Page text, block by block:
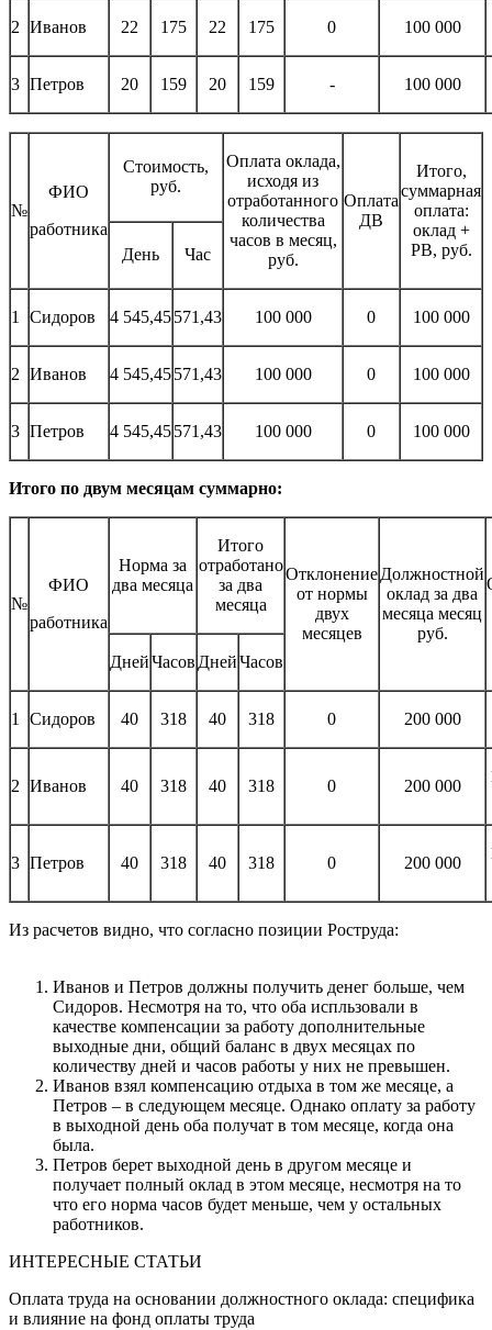
2 Иванов 22 175 22 175 0 100 000
3 Петров 20 159 20 159 - 100 000
№
ФИО
работника
Стоимость,
руб.
Оплата оклада,
исходя из
отработанного
количества
часов в месяц,
руб.
Оплата
ДВ
Итого,
суммарная
оплата:
оклад +
РВ, руб.
День Час
1 Сидоров 4 545,45571,43 100 000 0 100 000
2 Иванов 4 545,45571,43 100 000 0 100 000
3 Петров 4 545,45571,43 100 000 0 100 000
Итого по двум месяцам суммарно:
№
ФИО
работника
Норма за
два месяца
Итого
отработано
за два
месяца
Отклонение
от нормы
двух
месяцев
Должностной
оклад за два
месяца месяц
руб.
ДнейЧасов ДнейЧасов
1 Сидоров 40 318 40 318 0 200 000
2 Иванов 40 318 40 318 0 200 000
3 Петров 40 318 40 318 0 200 000
Из расчетов видно, что согласно позиции Роструда:
Иванов и Петров должны получить денег больше, чем
Сидоров. Несмотря на то, что оба испльзовали в
качестве компенсации за работу дополнительные
выходные дни, общий баланс в двух месяцах по
количеству дней и часов работы у них не превышен.
Иванов взял компенсацию отдыха в том же месяце, а
Петров – в следующем месяце. Однако оплату за работу
в выходной день оба получат в том месяце, когда она
была.
Петров берет выходной день в другом месяце и
получает полный оклад в этом месяце, несмотря на то
что его норма часов будет меньше, чем у остальных
работников.
ИНТЕРЕСНЫЕ СТАТЬИ
Оплата труда на основании должностного оклада: специфика
и влияние на фонд оплаты труда